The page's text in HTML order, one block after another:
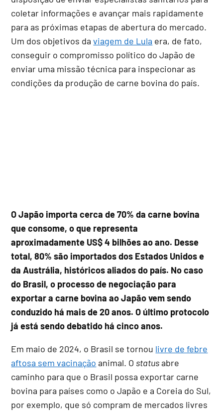
coletar informações e avançar mais rapidamente
para as próximas etapas de abertura do mercado.
Um dos objetivos daviagem de Lula era, de fato,
conseguir o compromisso político do Japão de
enviar uma missão técnica para inspecionar as
condições da produção de carne bovina do país.
O Japão importa cerca de 70% da carne bovina
que consome, o que representa
aproximadamente US$ 4 bilhões ao ano. Desse
total, 80% são importados dos Estados Unidos e
da Austrália, históricos aliados do país. No caso
do Brasil, o processo de negociação para
exportar a carne bovina ao Japão vem sendo
conduzido há mais de 20 anos. O último protocolo
já está sendo debatido há cinco anos.
Em maio de 2024, o Brasil se tornou livre de febre
aftosa sem vacinação animal. O statusabre
caminho para que o Brasil possa exportar carne
bovina para países como o Japão e a Coreia do Sul,
por exemplo, que só compram de mercados livres